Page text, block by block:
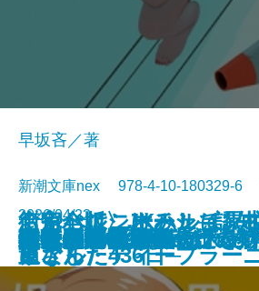
食べると死ぬ花
猫と罰
くらべて、けみして
重さん
水よ踊れ
役者廃業・三婆
裂けた明日
おやじはニーチェ─認
過ごした436日─
量子力学で生命の謎を
記憶の帝国
街角ハルシネーション
リアル・ディープラー
早坂吝／著
新潮文庫nex 978-4-10-180329-
2026/04/22
〈完全版〉JKハルは異
になった
今夜もベルが鳴る
歌舞伎町アンダーグラ
ツユクサナツコの一生
あしたの名医4─それぞ
鬼にきんつば─七つの
東京都同情塔
養老先生、病院へ行く
不良老人の文学論
秀長と利休